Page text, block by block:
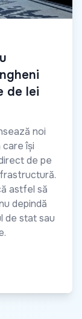
de lei
noi
care își
de pe
astfel să
depindă
de stat sau